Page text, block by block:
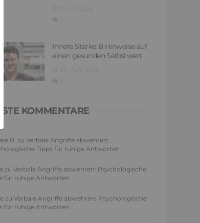
Innere Stärke: 8 Hinweise auf
einen gesunden Selbstwert
KOMMENTARE
B. zu Verbale Angriffe abwehren:
Tipps für ruhige Antworten
zu Verbale Angriffe abwehren: Psychologische
für ruhige Antworten
zu Verbale Angriffe abwehren: Psychologische
für ruhige Antworten